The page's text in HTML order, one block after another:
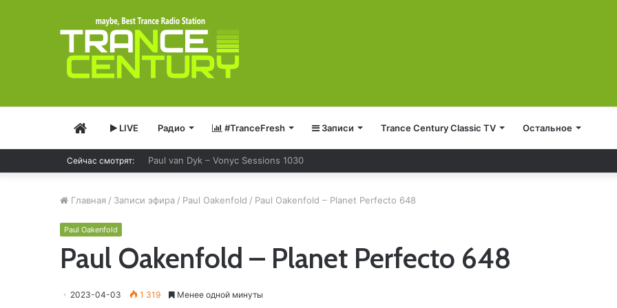
ГлавнаяLIVE Радио #TranceFresh Записи Trance Century Classic TV Остальное
Сейчас смотрят: Paul van Dyk – Vonyc Sessions 1030
Главная / Записи эфира / Paul Oakenfold / Paul Oakenfold – Planet Perfecto 648
Paul Oakenfold
Paul Oakenfold – Planet Perfecto 648
2023-04-03 1 319 Менее одной минуты